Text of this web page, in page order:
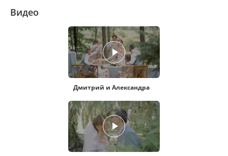
Видео
Дмитрий и Александра